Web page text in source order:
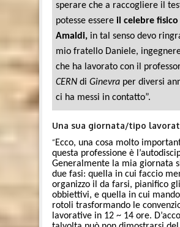
sperare che a raccogliere il
potesse essere il celebre fisico
Amaldi, in tal senso devo
mio fratello Daniele,
che ha lavorato con il
CERN di Ginevra per diversi
ci ha messi in contatto”.
Una sua giornata/tipo
“Ecco, una cosa molto
questa professione è
Generalmente la mia giornata
due fasi: quella in cui faccio
organizzo il da farsi, pianifico gli
obbiettivi, e quella in cui
rotoli trasformando le
lavorative in 12 ~ 14 ore.